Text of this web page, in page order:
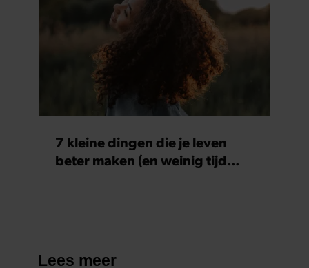
7 kleine dingen die je leven
beter maken (en weinig tijd